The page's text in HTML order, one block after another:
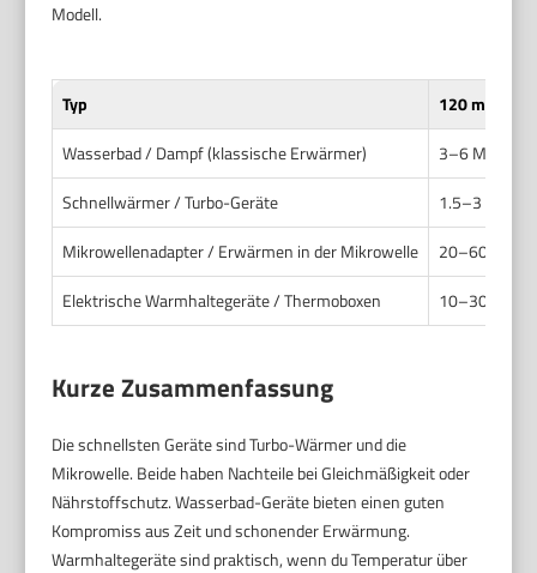
Modell.
Typ
120 ml
Wasserbad / Dampf (klassische Erwärmer)
3–6 Min.
Schnellwärmer / Turbo-Geräte
1.5–3 Min.
Mikrowellenadapter / Erwärmen in der Mikrowelle
20–60 Sek.
Elektrische Warmhaltegeräte / Thermoboxen
10–30 Min.
Kurze Zusammenfassung
Die schnellsten Geräte sind Turbo-Wärmer und die
Mikrowelle. Beide haben Nachteile bei Gleichmäßigkeit oder
Nährstoffschutz. Wasserbad-Geräte bieten einen guten
Kompromiss aus Zeit und schonender Erwärmung.
Warmhaltegeräte sind praktisch, wenn du Temperatur über